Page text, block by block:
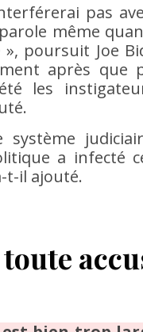
pas
même
poursuit Joe
après que
les
système
a infecté
t-il ajouté.